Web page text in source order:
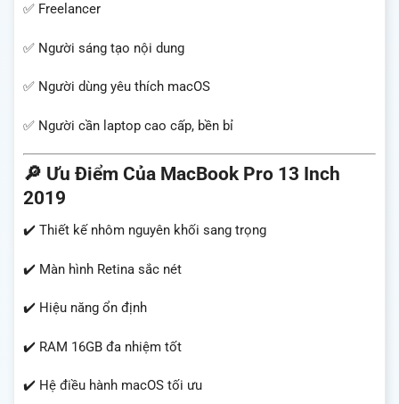
✅ Freelancer
✅ Người sáng tạo nội dung
✅ Người dùng yêu thích macOS
✅ Người cần laptop cao cấp, bền bỉ
🔎 Ưu Điểm Của MacBook Pro 13 Inch
2019
✔️ Thiết kế nhôm nguyên khối sang trọng
✔️ Màn hình Retina sắc nét
✔️ Hiệu năng ổn định
✔️ RAM 16GB đa nhiệm tốt
✔️ Hệ điều hành macOS tối ưu